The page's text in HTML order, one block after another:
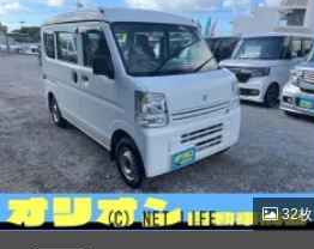
32枚